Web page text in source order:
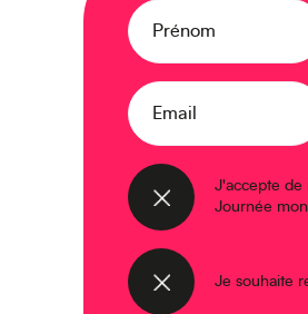
Prénom
Email
J'accepte de
Journée
Je souhaite